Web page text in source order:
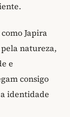
Japira
natureza,
e
consigo
identidade